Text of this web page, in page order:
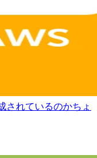
されているのかちょ